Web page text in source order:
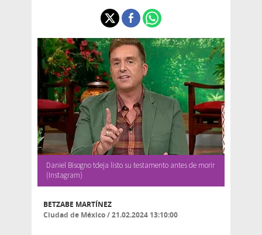
Daniel Bisogno tdeja listo su testamento antes de morir
(Instagram)
BETZABE MARTÍNEZ
Ciudad de México/21.02.2024 13:10:00